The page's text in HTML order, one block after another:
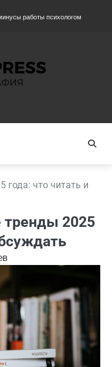
психологом Домашняя
что читать и
2025